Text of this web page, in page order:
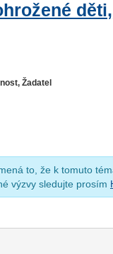
Žadatel
to, že k tomuto
výzvy sledujte prosím